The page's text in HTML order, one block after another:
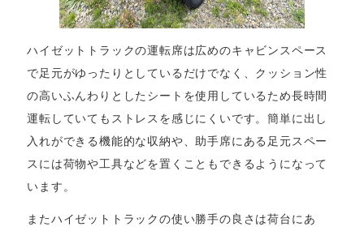
ハイゼットトラックの運転席は広めのキャビンスペース
で足元がゆったりとしているだけでなく、クッション性
の高いふんわりとしたシートを使用しているため長時間
運転していてもストレスを感じにくいです。簡単に出し
入れができる機能的な収納や、助手席にある足元スペー
スには荷物や工具などを置くこともできるようになって
います。
またハイゼットトラックの使い勝手の良さは荷台にあ